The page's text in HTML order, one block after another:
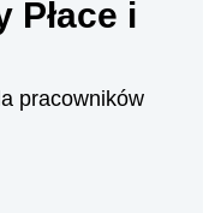
Płace i
pracowników